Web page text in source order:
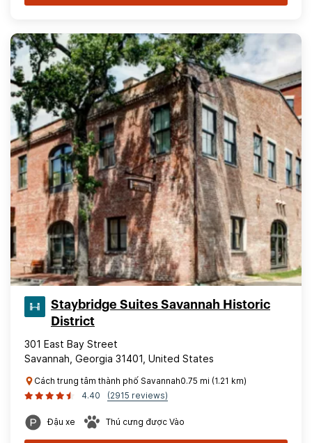
Staybridge Suites Savannah Historic
District
301 East Bay Street
Savannah, Georgia 31401, United States
Cách trung tâm thành phố Savannah0.75 mi (1.21 km)
4.40
(2915 reviews)
Đậu xe Thú cưng được Vào